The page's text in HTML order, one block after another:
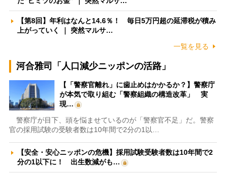
【第8回】年利はなんと14.6％！ 毎日5万円超の延滞税が積み
上がっていく ｜ 突然マルサ…
一覧を見る
河合雅司「人口減少ニッポンの活路」
【「警察官離れ」に歯止めはかかるか？】警察庁
が本気で取り組む「警察組織の構造改革」 実
現…
警察庁が目下、頭を悩ませているのが「警察官不足」だ。警察
官の採用試験の受験者数は10年間で2分の1以…
【安全・安心ニッポンの危機】採用試験受験者数は10年間で2
分の1以下に！ 出生数減がも…